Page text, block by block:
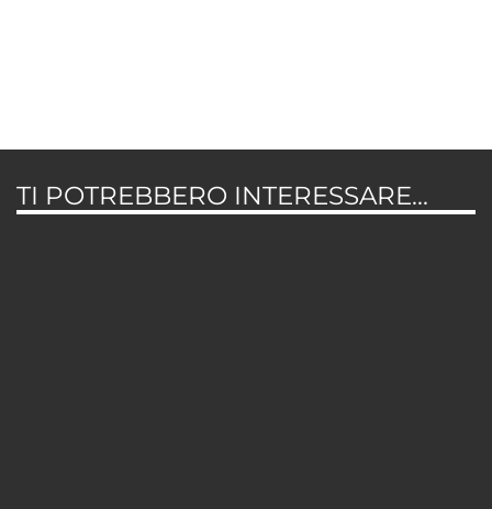
TI POTREBBERO INTERESSARE...